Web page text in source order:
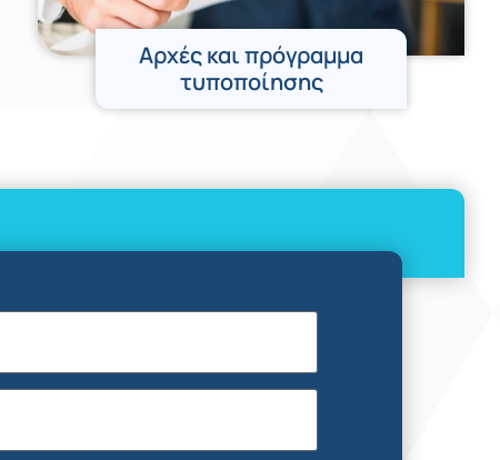
Αρχές και πρόγραμμα
τυποποίησης